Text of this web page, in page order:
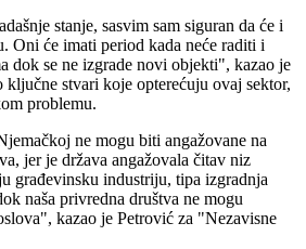
stanje, sasvim sam siguran da će i
Oni će imati period kada neće raditi i
dok se ne izgrade novi objekti", kazao je
ključne stvari koje opterećuju ovaj sektor,
problemu.
ne mogu biti angažovane na
jer je država angažovala čitav niz
građevinsku industriju, tipa izgradnja
naša privredna društva ne mogu
kazao je Petrović za "Nezavisne